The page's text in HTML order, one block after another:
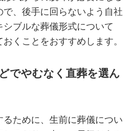
、後手に回らないよう自社
ブルな葬儀形式について
くことをおすすめします。
でやむなく直葬を選ん
ために、生前に葬儀につい